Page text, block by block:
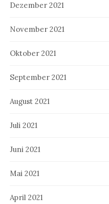
Dezember 2021
November 2021
Oktober 2021
September 2021
August 2021
Juli 2021
Juni 2021
Mai 2021
April 2021